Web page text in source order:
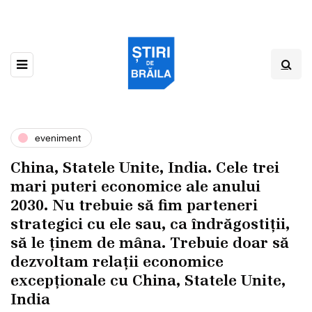
eveniment
China, Statele Unite, India. Cele trei
mari puteri economice ale anului
2030. Nu trebuie să fim parteneri
strategici cu ele sau, ca îndrăgostiții,
să le ținem de mâna. Trebuie doar să
dezvoltam relații economice
excepționale cu China, Statele Unite,
India